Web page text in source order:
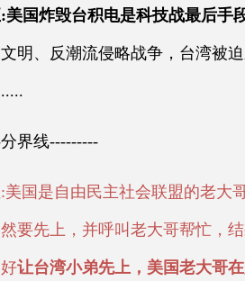
美国炸毁台积电是科技战最后手
明、反潮流侵略战争，台湾被
界线---------
美国是自由民主社会联盟的老大
要先上，并呼叫老大哥帮忙，
让台湾小弟先上，美国老大哥